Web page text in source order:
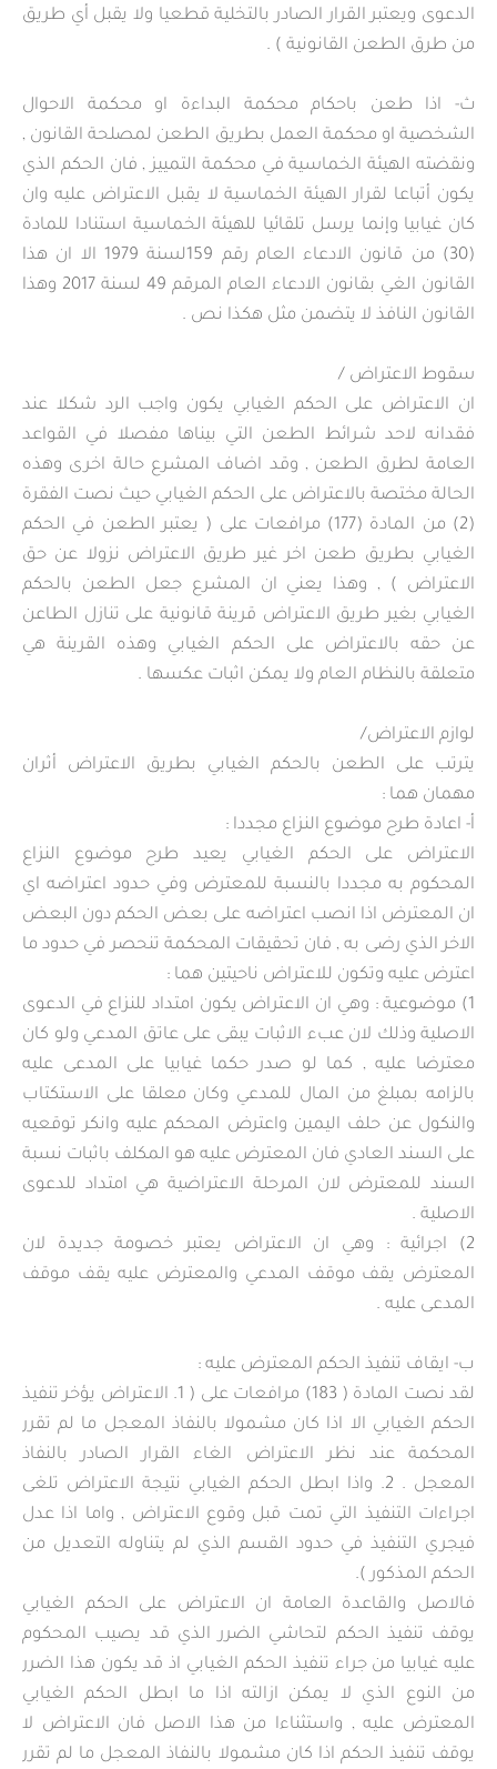
الدعوى ويعتبر القرار الصادر بالتخلية قطعيا ولا يقبل أي طريق
من طرق الطعن القانونية ) .
ث‌- اذا طعن باحكام محكمة البداءة او محكمة الاحوال
الشخصية او محكمة العمل بطريق الطعن لمصلحة القانون ,
ونقضته الهيئة الخماسية في محكمة التمييز , فان الحكم الذي
يكون أتباعا لقرار الهيئة الخماسية لا يقبل الاعتراض عليه وان
كان غيابيا وإنما يرسل تلقائيا للهيئة الخماسية استنادا للمادة
(30) من قانون الادعاء العام رقم 159لسنة 1979 الا ان هذا
القانون الغي بقانون الادعاء العام المرقم 49 لسنة 2017 وهذا
القانون النافذ لا يتضمن مثل هكذا نص .
سقوط الاعتراض /
ان الاعتراض على الحكم الغيابي يكون واجب الرد شكلا عند
فقدانه لاحد شرائط الطعن التي بيناها مفصلا في القواعد
العامة لطرق الطعن , وقد اضاف المشرع حالة اخرى وهذه
الحالة مختصة بالاعتراض على الحكم الغيابي حيث نصت الفقرة
(2) من المادة (177) مرافعات على ( يعتبر الطعن في الحكم
الغيابي بطريق طعن اخر غير طريق الاعتراض نزولا عن حق
الاعتراض ) , وهذا يعني ان المشرع جعل الطعن بالحكم
الغيابي بغير طريق الاعتراض قرينة قانونية على تنازل الطاعن
عن حقه بالاعتراض على الحكم الغيابي وهذه القرينة هي
متعلقة بالنظام العام ولا يمكن اثبات عكسها .
لوازم الاعتراض/
يترتب على الطعن بالحكم الغيابي بطريق الاعتراض أثران
مهمان هما :
أ‌- اعادة طرح موضوع النزاع مجددا :
الاعتراض على الحكم الغيابي يعيد طرح موضوع النزاع
المحكوم به مجددا بالنسبة للمعترض وفي حدود اعتراضه اي
ان المعترض اذا انصب اعتراضه على بعض الحكم دون البعض
الاخر الذي رضى به , فان تحقيقات المحكمة تنحصر في حدود ما
اعترض عليه وتكون للاعتراض ناحيتين هما :
1) موضوعية : وهي ان الاعتراض يكون امتداد للنزاع في الدعوى
الاصلية وذلك لان عبء الاثبات يبقى على عاتق المدعي ولو كان
معترضا عليه , كما لو صدر حكما غيابيا على المدعى عليه
بالزامه بمبلغ من المال للمدعي وكان معلقا على الاستكتاب
والنكول عن حلف اليمين واعترض المحكم عليه وانكر توقعيه
على السند العادي فان المعترض عليه هو المكلف باثبات نسبة
السند للمعترض لان المرحلة الاعتراضية هي امتداد للدعوى
الاصلية .
2) اجرائية : وهي ان الاعتراض يعتبر خصومة جديدة لان
المعترض يقف موقف المدعي والمعترض عليه يقف موقف
المدعى عليه .
ب‌- ايقاف تنفيذ الحكم المعترض عليه :
لقد نصت المادة ( 183) مرافعات على ( 1. الاعتراض يؤخر تنفيذ
الحكم الغيابي الا اذا كان مشمولا بالنفاذ المعجل ما لم تقرر
المحكمة عند نظر الاعتراض الغاء القرار الصادر بالنفاذ
المعجل . 2. واذا ابطل الحكم الغيابي نتيجة الاعتراض تلغى
اجراءات التنفيذ التي تمت قبل وقوع الاعتراض , واما اذا عدل
فيجري التنفيذ في حدود القسم الذي لم يتناوله التعديل من
الحكم المذكور ).
فالاصل والقاعدة العامة ان الاعتراض على الحكم الغيابي
يوقف تنفيذ الحكم لتحاشي الضرر الذي قد يصيب المحكوم
عليه غيابيا من جراء تنفيذ الحكم الغيابي اذ قد يكون هذا الضرر
من النوع الذي لا يمكن ازالته اذا ما ابطل الحكم الغيابي
المعترض عليه , واستثناءا من هذا الاصل فان الاعتراض لا
يوقف تنفيذ الحكم اذا كان مشمولا بالنفاذ المعجل ما لم تقرر